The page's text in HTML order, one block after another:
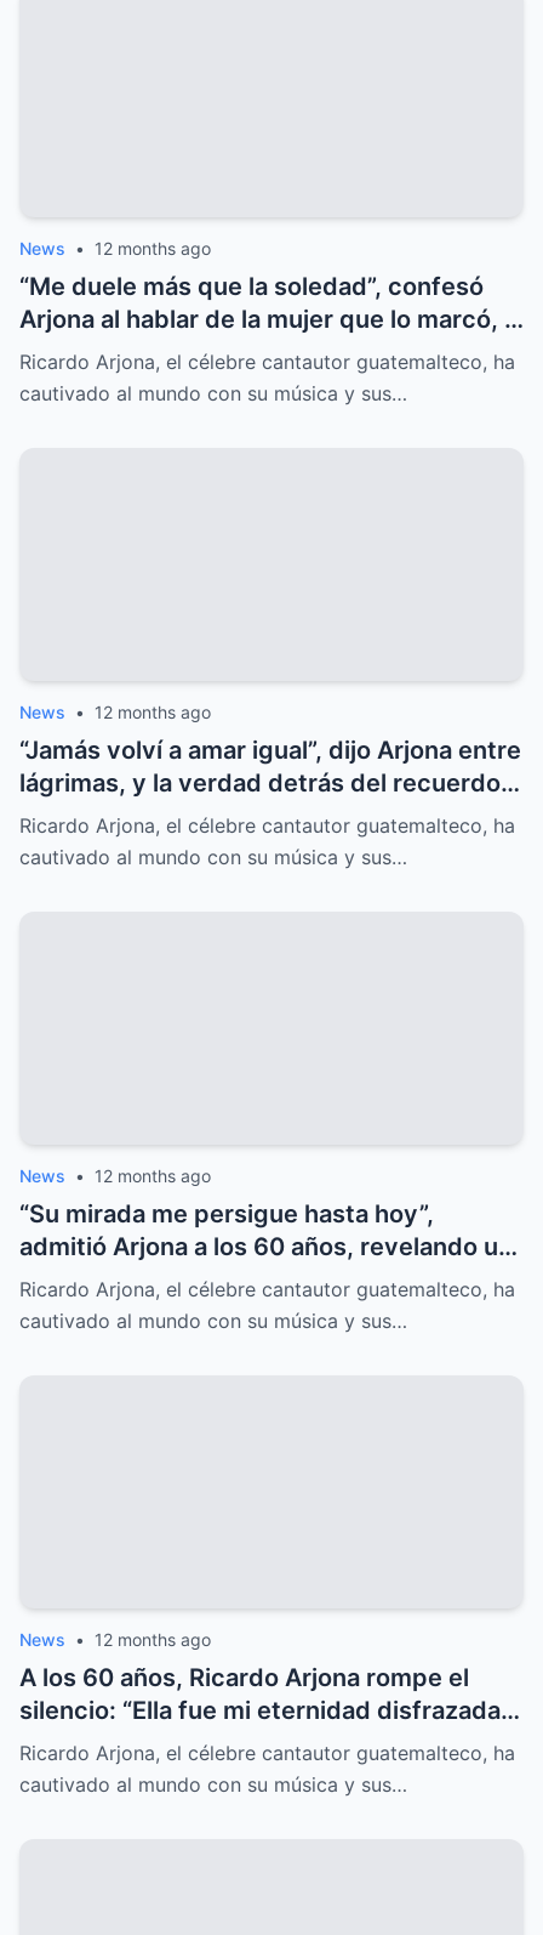
News • 12 months ago
“Me duele más que la soledad”, confesó
Arjona al hablar de la mujer que lo marcó, y
el secreto oculto salió a la luz.
Ricardo Arjona, el célebre cantautor guatemalteco, ha
cautivado al mundo con su música y sus…
News • 12 months ago
“Jamás volví a amar igual”, dijo Arjona entre
lágrimas, y la verdad detrás del recuerdo
sorprende al mundo.
Ricardo Arjona, el célebre cantautor guatemalteco, ha
cautivado al mundo con su música y sus…
News • 12 months ago
“Su mirada me persigue hasta hoy”,
admitió Arjona a los 60 años, revelando un
amor oculto que lo marcó para siempre.
Ricardo Arjona, el célebre cantautor guatemalteco, ha
cautivado al mundo con su música y sus…
News • 12 months ago
A los 60 años, Ricardo Arjona rompe el
silencio: “Ella fue mi eternidad disfrazada
de un adiós”, una revelación que nadie
esperaba.
Ricardo Arjona, el célebre cantautor guatemalteco, ha
cautivado al mundo con su música y sus…